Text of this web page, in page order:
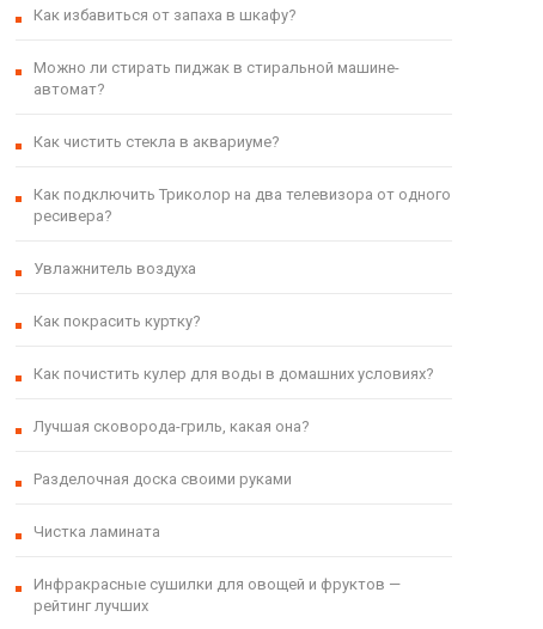
Как избавиться от запаха в шкафу?
Можно ли стирать пиджак в стиральной машине-
автомат?
Как чистить стекла в аквариуме?
Как подключить Триколор на два телевизора от одного
ресивера?
Увлажнитель воздуха
Как покрасить куртку?
Как почистить кулер для воды в домашних условиях?
Лучшая сковорода-гриль, какая она?
Разделочная доска своими руками
Чистка ламината
Инфракрасные сушилки для овощей и фруктов —
рейтинг лучших